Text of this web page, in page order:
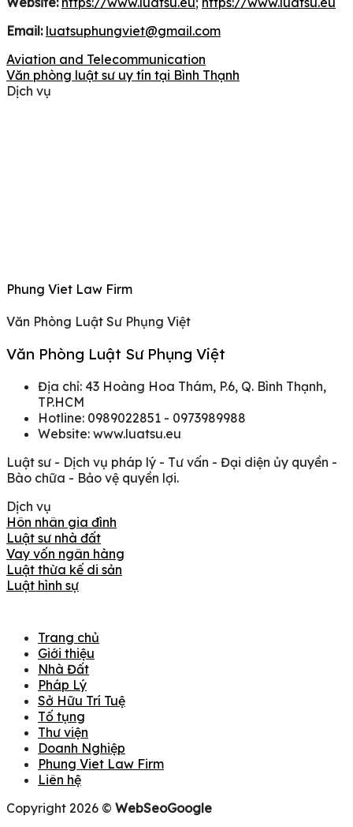
Email: luatsuphungviet@gmail.com
Aviation and Telecommunication
Văn phòng luật sư uy tín tại Bình Thạnh
Dịch vụ
Phung Viet Law Firm
Văn Phòng Luật Sư Phụng Việt
Văn Phòng Luật Sư Phụng Việt
Địa chỉ: 43 Hoàng Hoa Thám, P.6, Q. Bình Thạnh,
TP.HCM
Hotline: 0989022851 - 0973989988
Website: www.luatsu.eu
Luật sư - Dịch vụ pháp lý - Tư vấn - Đại diện ủy quyền -
Bào chữa - Bảo vệ quyền lợi.
Dịch vụ
Hôn nhân gia đình
Luật sư nhà đất
Vay vốn ngân hàng
Luật thừa kế di sản
Luật hình sự
Trang chủ
Giới thiệu
Nhà Đất
Pháp Lý
Sở Hữu Trí Tuệ
Tố tụng
Thư viện
Doanh Nghiệp
Phung Viet Law Firm
Liên hệ
Copyright 2026 © WebSeoGoogle